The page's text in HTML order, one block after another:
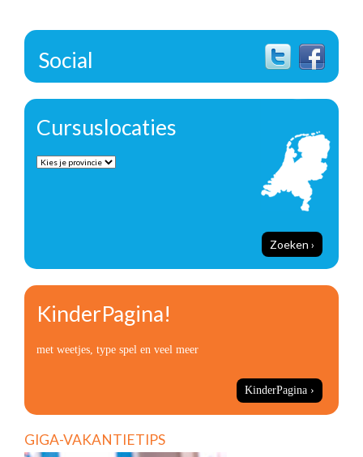
Social
Cursuslocaties
Zoeken ›
KinderPagina!
met weetjes, type spel en veel meer
KinderPagina ›
GIGA-VAKANTIETIPS